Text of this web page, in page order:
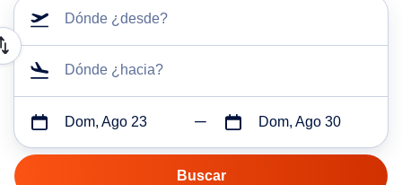
Dónde ¿desde?
Dónde ¿hacia?
Dom, Ago 23 Dom, Ago 30